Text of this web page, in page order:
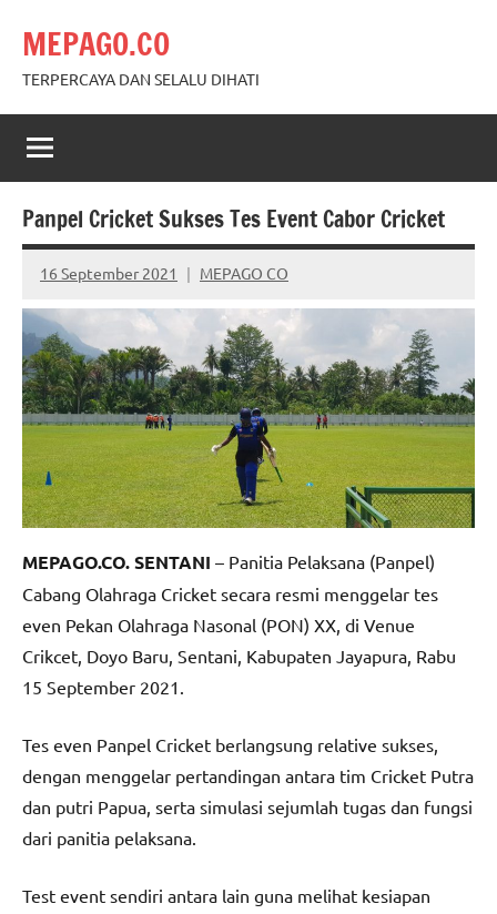
content
MEPAGO.CO
TERPERCAYA DAN SELALU DIHATI
Panpel Cricket Sukses Tes Event Cabor Cricket
16 September 2021 MEPAGO CO
No
comments
MEPAGO.CO. SENTANI – Panitia Pelaksana (Panpel)
Cabang Olahraga Cricket secara resmi menggelar tes
even Pekan Olahraga Nasonal (PON) XX, di Venue
Crikcet, Doyo Baru, Sentani, Kabupaten Jayapura, Rabu
15 September 2021.
Tes even Panpel Cricket berlangsung relative sukses,
dengan menggelar pertandingan antara tim Cricket Putra
dan putri Papua, serta simulasi sejumlah tugas dan fungsi
dari panitia pelaksana.
Test event sendiri antara lain guna melihat kesiapan